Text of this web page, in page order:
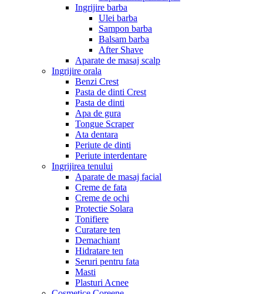
Ingrijire barba
Ulei barba
Sampon barba
Balsam barba
After Shave
Aparate de masaj scalp
Ingrijire orala
Benzi Crest
Pasta de dinti Crest
Pasta de dinti
Apa de gura
Tongue Scraper
Ata dentara
Periute de dinti
Periute interdentare
Ingrijirea tenului
Aparate de masaj facial
Creme de fata
Creme de ochi
Protectie Solara
Tonifiere
Curatare ten
Demachiant
Hidratare ten
Seruri pentru fata
Masti
Plasturi Acnee